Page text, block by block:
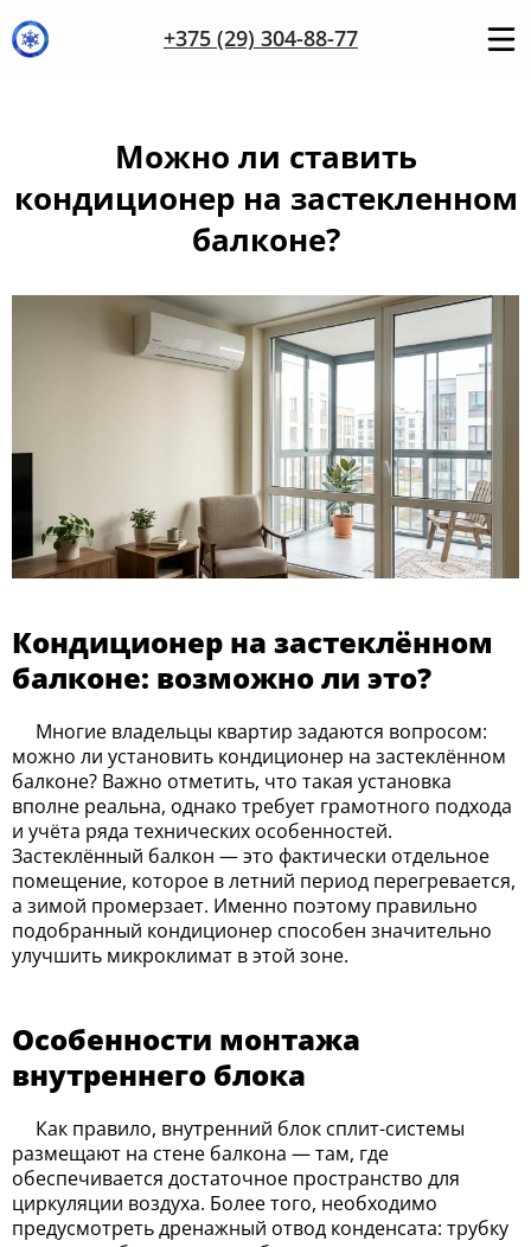
+375 (29) 304-88-77
Можно ли ставить
кондиционер на застекленном
балконе?
Кондиционер на застеклённом
балконе: возможно ли это?
Многие владельцы квартир задаются вопросом:
можно ли установить кондиционер на застеклённом
балконе? Важно отметить, что такая установка
вполне реальна, однако требует грамотного подхода
и учёта ряда технических особенностей.
Застеклённый балкон — это фактически отдельное
помещение, которое в летний период перегревается,
а зимой промерзает. Именно поэтому правильно
подобранный кондиционер способен значительно
улучшить микроклимат в этой зоне.
Особенности монтажа
внутреннего блока
Как правило, внутренний блок сплит-системы
размещают на стене балкона — там, где
обеспечивается достаточное пространство для
циркуляции воздуха. Более того, необходимо
предусмотреть дренажный отвод конденсата: трубку